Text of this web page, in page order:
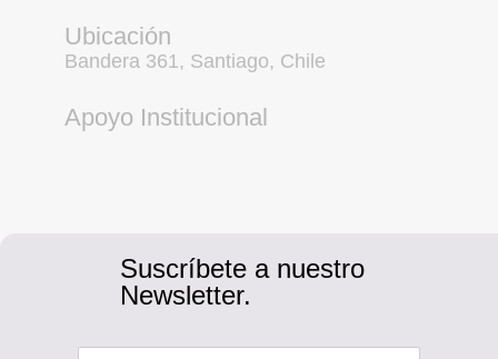
Ubicación
Bandera 361, Santiago, Chile
Apoyo Institucional
Suscríbete a nuestro
Newsletter.